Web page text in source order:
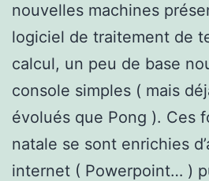
nouvelles machines
logiciel de traitement de
calcul, un peu de base
console simples ( mais
évolués que Pong ). Ces
natale se sont enrichies
internet ( Powerpoint… )